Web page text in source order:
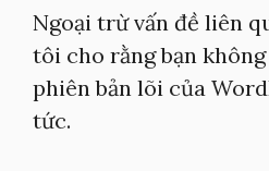
Ngoại trừ vấn đề liên
tôi cho rằng bạn
phiên bản lõi của
tức.